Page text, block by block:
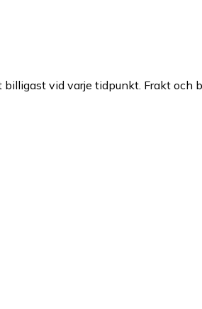
vid varje tidpunkt. Frakt och